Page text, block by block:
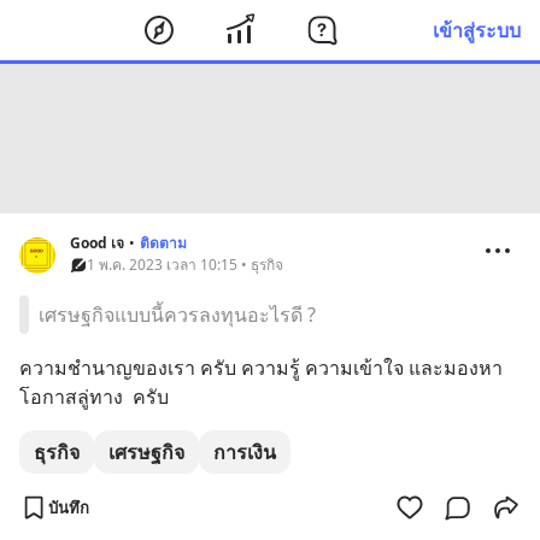
เข้าสู่ระบบ
Good เจ • ติดตาม
1 พ.ค. 2023 เวลา 10:15 • ธุรกิจ
เศรษฐกิจแบบนี้ควรลงทุนอะไรดี ?
ความชำนาญของเรา ครับ ความรู้ ความเข้าใจ และมองหา
โอกาสลู่ทาง  ครับ
ธุรกิจ เศรษฐกิจ การเงิน
บันทึก